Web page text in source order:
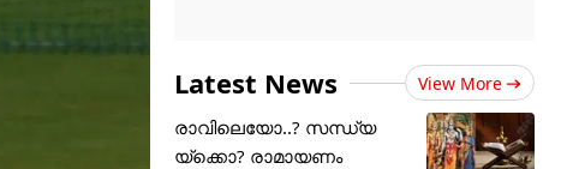
Latest News View More
രാവിലെയോ..? സന്ധ്യ
യ്ക്കൊ? രാമായണം